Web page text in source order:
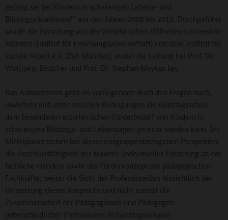
gelingt sie bei Kindern in schwierigen Lebens- und
Bildungssituationen?“ aus den Jahren 2008 bis 2010. Durchgeführt
wurde die Forschung von der Westfälischen Wilhelms-Universität
Münster (Institut für Erziehungswissenschaft) und dem Institut für
soziale Arbeit e.V. (ISA Münster), wobei die Leitung bei Prof. Dr.
Wolfgang Böttcher und Prof. Dr. Stephan Maykus lag.
Das Autorenteam geht im vorliegenden Buch den Fragen nach,
inwiefern und unter welchen Bedingungen die Ganztagsschule
dem besonderen erzieherischen Förderbedarf von Kindern in
schwierigen Bildungs- und Lebenslagen gerecht werden kann. Im
Mittelpunkt stehen bei dieser zielgruppenbezogenen Perspektive
die Anschlussfähigkeit der Maxime Individueller Förderung an das
fachliche Handeln sowie das Förderkonzept der pädagogischen
Fachkräfte, weiter die Sicht der Professionellen hinsichtlich der
Umsetzung dieses Anspruchs und nicht zuletzt die
Zusammenarbeit der Pädagoginnen und Pädagogen
unterschiedlicher Professionen in Ganztagsschulen.